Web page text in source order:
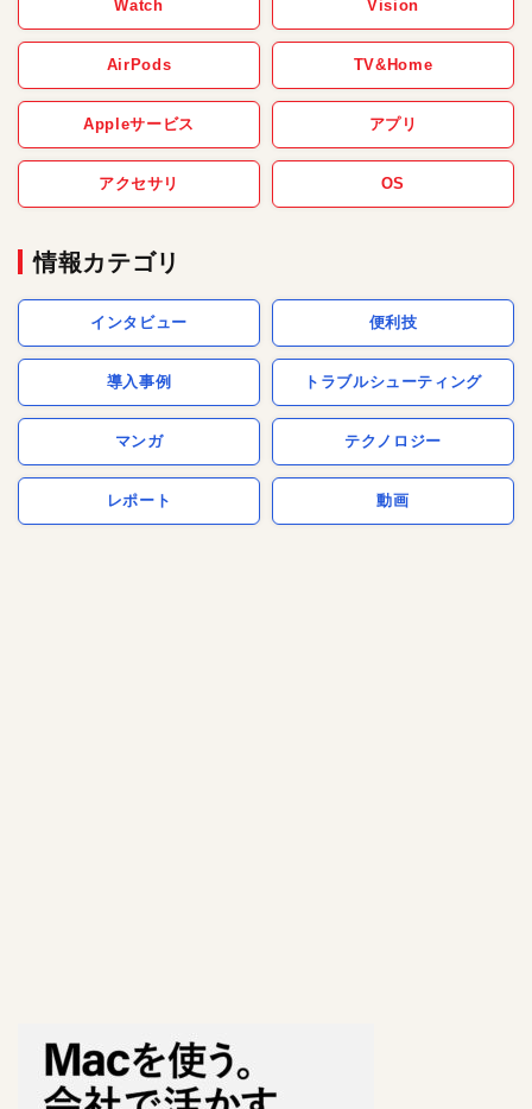
Watch Vision
AirPods TV&Home
Appleサービス アプリ
アクセサリ OS
情報カテゴリ
インタビュー 便利技
導入事例 トラブルシューティング
マンガ テクノロジー
レポート 動画